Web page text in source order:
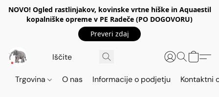
NOVO! Ogled rastlinjakov, kovinske vrtne hiške in Aquaestil
kopalniške opreme v PE Radeče (PO DOGOVORU)
Preveri zdaj
Trgovina O nas Informacije o podjetju Kontaktni